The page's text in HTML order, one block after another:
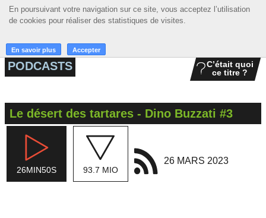
En poursuivant votre navigation sur ce site, vous acceptez l’utilisation
de cookies pour réaliser des statistiques de visites.
En savoir plus Accepter
En poursuivant votre navigation sur ce site, vous acceptez l’utilisation
de cookies pour réaliser des statistiques de visites.
En savoir plus Accepter
☰ MENU
ACCUEIL
MUSIQUE
ACTIONS
PODCASTS
C’était quoi
ce titre ?
Le désert des tartares - Dino Buzzati #3
26MIN50S 93.7 MIO
26 MARS 2023